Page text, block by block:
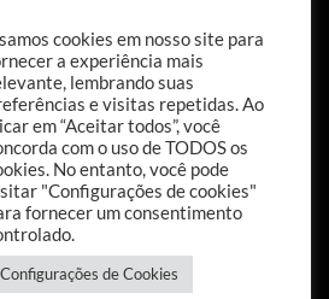
Segunda à
quinta das 9h às
18h
17h
cookies em nosso site para
a experiência mais
lembrando suas
e visitas repetidas. Ao
em “Aceitar todos”, você
com o uso de TODOS os
No entanto, você pode
"Configurações de cookies"
fornecer um consentimento
Configurações de Cookies